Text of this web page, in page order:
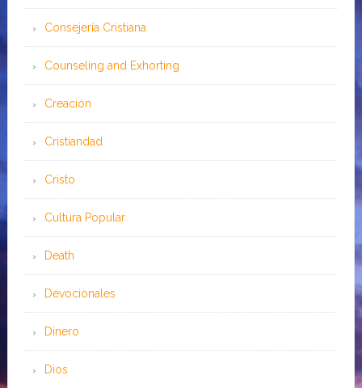
Consejería Cristiana
Counseling and Exhorting
Creación
Cristiandad
Cristo
Cultura Popular
Death
Devocionales
Dinero
Dios